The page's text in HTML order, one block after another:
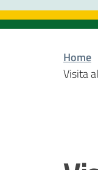
Home
Visita